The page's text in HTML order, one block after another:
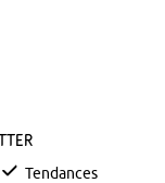
Tendances